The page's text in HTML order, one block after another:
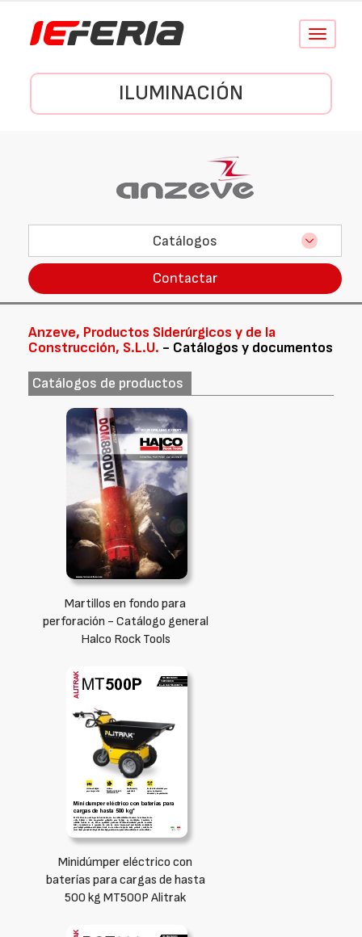
Conmutar
ILUMINACIÓN
Catálogos
Contactar
Anzeve, Productos Siderúrgicos y de la
Construcción, S.L.U. - Catálogos y documentos
Catálogos de productos
Martillos en fondo para
perforación - Catálogo general
Halco Rock Tools
Minidúmper eléctrico con
baterías para cargas de hasta
500 kg MT500P Alitrak